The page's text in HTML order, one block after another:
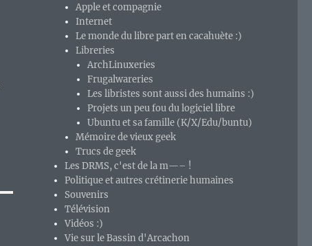
Apple et compagnie
Internet
Le monde du libre part en cacahuète :)
Libreries
ArchLinuxeries
Frugalwareries
Les libristes sont aussi des humains :)
Projets un peu fou du logiciel libre
Ubuntu et sa famille (K/X/Edu/buntu)
Mémoire de vieux geek
Trucs de geek
Les DRMS, c'est de la m—– !
Politique et autres crétinerie humaines
Souvenirs
Télévision
Vidéos :)
Vie sur le Bassin d'Arcachon